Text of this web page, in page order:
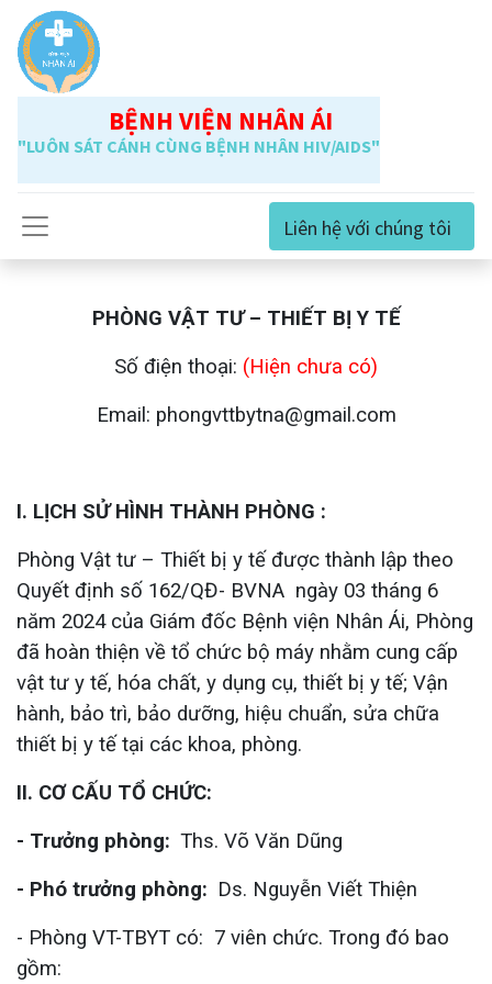
BỆNH VIỆN NHÂN ÁI
"LUÔN SÁT CÁNH CÙNG BỆNH NHÂN HIV/AIDS"
Liên hệ với chúng tôi
PHÒNG VẬT TƯ – THIẾT BỊ Y TẾ
Số điện thoại: (Hiện chưa có)
Email: phongvttbytna@gmail.com
I. LỊCH SỬ HÌNH THÀNH PHÒNG :
Phòng Vật tư – Thiết bị y tế được thành lập theo
Quyết định số 162/QĐ- BVNA ngày 03 tháng 6
năm 2024 của Giám đốc Bệnh viện Nhân Ái, Phòng
đã hoàn thiện về tổ chức bộ máy nhằm cung cấp
vật tư y tế, hóa chất, y dụng cụ, thiết bị y tế; Vận
hành, bảo trì, bảo dưỡng, hiệu chuẩn, sửa chữa
thiết bị y tế tại các khoa, phòng.
II. CƠ CẤU TỔ CHỨC:
- Trưởng phòng: Ths. Võ Văn Dũng
- Phó trưởng phòng: Ds. Nguyễn Viết Thiện
- Phòng VT-TBYT có: 7 viên chức. Trong đó bao
gồm: